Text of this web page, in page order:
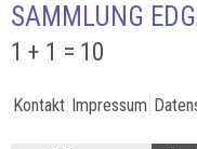
SAMMLUNG
1 + 1 = 10
Kontakt Impressum